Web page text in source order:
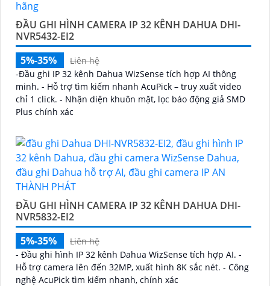
ĐẦU GHI HÌNH CAMERA IP 32 KÊNH DAHUA DHI-
NVR5432-EI2
5%-35%
Liên hệ
-Đầu ghi IP 32 kênh Dahua WizSense tích hợp AI thông
minh. - Hỗ trợ tìm kiếm nhanh AcuPick – truy xuất video
chỉ 1 click. - Nhận diện khuôn mặt, lọc báo động giả SMD
Plus chính xác
ĐẦU GHI HÌNH CAMERA IP 32 KÊNH DAHUA DHI-
NVR5832-EI2
5%-35%
Liên hệ
- Đầu ghi hình IP 32 kênh Dahua WizSense tích hợp AI. -
Hỗ trợ camera lên đến 32MP, xuất hình 8K sắc nét. - Công
nghệ AcuPick tìm kiếm nhanh, chính xác